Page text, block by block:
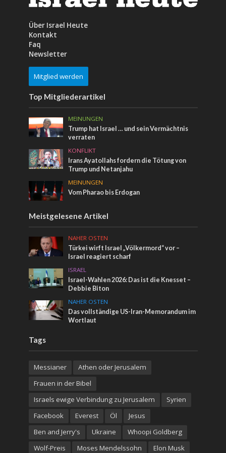
Über Israel Heute
Kontakt
Faq
Newsletter
Mitglied werden
Top Mitgliederartikel
MEINUNGEN
Trump hat Israel … und sein Vermächtnis
verraten
KONFLIKT
Irans Ayatollahs fordern die Tötung von
Trump und Netanjahu
MEINUNGEN
Vom Pharao bis Erdogan
Meistgelesene Artikel
NAHER OSTEN
Türkei wirft Israel „Völkermord“ vor –
Israel reagiert scharf
ISRAEL
Israel-Wahlen 2026: Das ist die Knesset –
Debbie Biton
NAHER OSTEN
Das vollständige US-Iran-Memorandum im
Wortlaut
Tags
Messianer
Athen oder Jerusalem
Frauen in der Bibel
Israels ewige Verbindung zu Jerusalem
Syrien
Facebook
Everest Öl
Jesus
Ben and Jerry's
Ukraine
Whoopi Goldberg
Wolf-Preis
Moses Mendelssohn Elon Musk